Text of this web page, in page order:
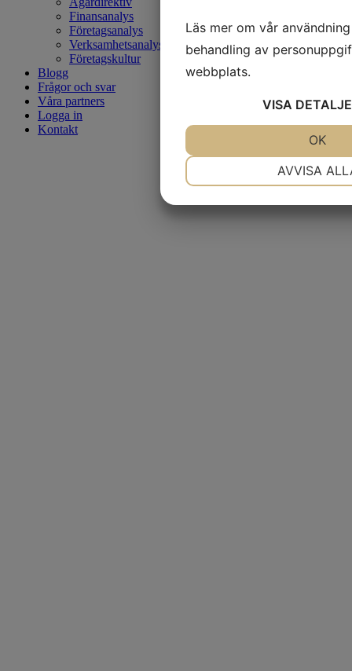
Finansanalys
Företagsanalys
Verksamhetsanalys
Företagskultur
Blogg
Frågor och svar
Våra partners
Logga in
Kontakt
Läs mer om vår
behandling av
webbplats.
VISA
AVVISA
OK